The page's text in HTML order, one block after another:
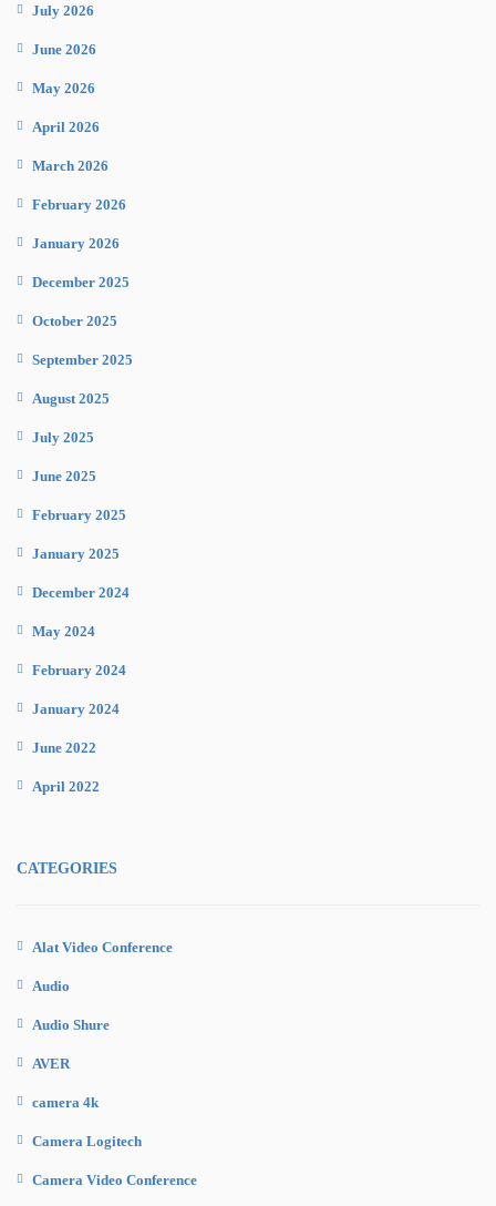
July 2026
June 2026
May 2026
April 2026
March 2026
February 2026
January 2026
December 2025
October 2025
September 2025
August 2025
July 2025
June 2025
February 2025
January 2025
December 2024
May 2024
February 2024
January 2024
June 2022
April 2022
CATEGORIES
Alat Video Conference
Audio
Audio Shure
AVER
camera 4k
Camera Logitech
Camera Video Conference